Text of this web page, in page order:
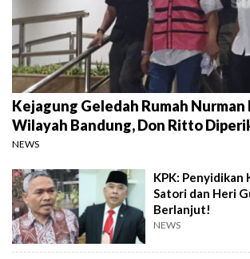
Kejagung Geledah Rumah Nurman
Wilayah Bandung, Don Ritto
NEWS
KPK: Penyidikan
Satori dan Heri
Berlanjut!
NEWS